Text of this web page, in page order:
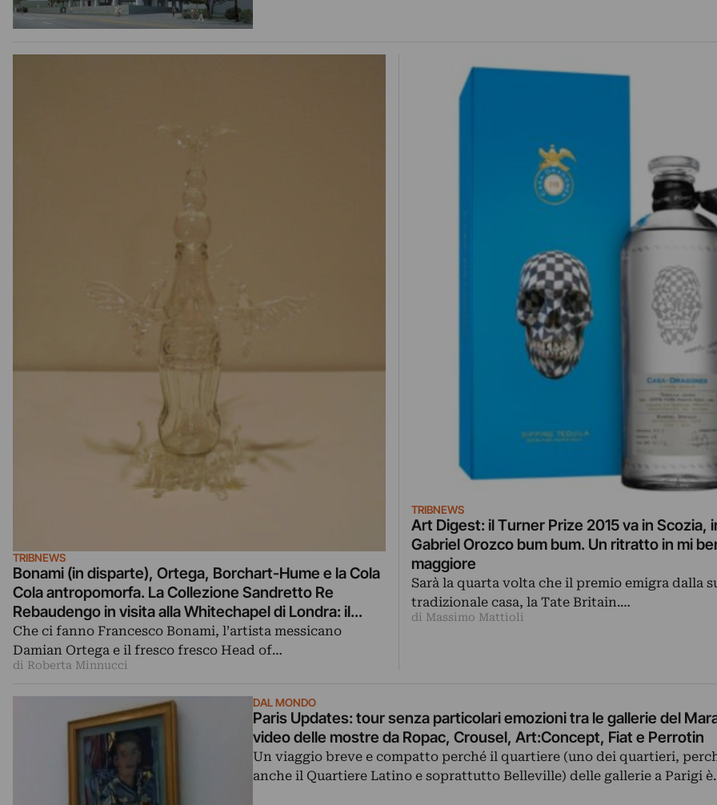
TRIBNEWS
Bonami (in disparte), Ortega, Borchart-Hume e la Cola
Cola antropomorfa. La Collezione Sandretto Re
Rebaudengo in visita alla Whitechapel di Londra: il
report della mostra e del talk inaugurale
Che ci fanno Francesco Bonami, l’artista messicano
Damian Ortega e il fresco fresco Head of…
di Roberta Minnucci
TRIBNEWS
Art Digest: il Turner Prize 2015 va in Scozia,
Gabriel Orozco bum bum. Un ritratto in mi
maggiore
Sarà la quarta volta che il premio emigra dalla
tradizionale casa, la Tate Britain.…
di Massimo Mattioli
DAL MONDO
Paris Updates: tour senza particolari emozioni tra le gallerie del
video delle mostre da Ropac, Crousel, Art:Concept, Fiat e Perrotin
Un viaggio breve e compatto perché il quartiere (uno dei quartieri,
anche il Quartiere Latino e soprattutto Belleville) delle gallerie a Parigi